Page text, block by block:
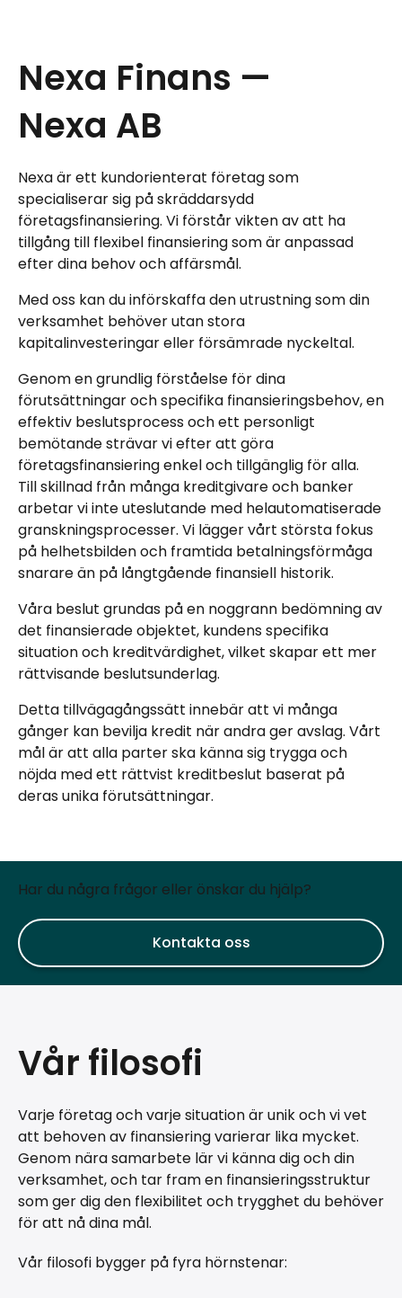
Nexa Finans —
Nexa AB
Nexa är ett kundorienterat företag som
specialiserar sig på skräddarsydd
företagsfinansiering. Vi förstår vikten av att ha
tillgång till flexibel finansiering som är anpassad
efter dina behov och affärsmål.
Med oss kan du införskaffa den utrustning som din
verksamhet behöver utan stora
kapitalinvesteringar eller försämrade nyckeltal.
Genom en grundlig förståelse för dina
förutsättningar och specifika finansieringsbehov, en
effektiv beslutsprocess och ett personligt
bemötande strävar vi efter att göra
företagsfinansiering enkel och tillgänglig för alla.
Till skillnad från många kreditgivare och banker
arbetar vi inte uteslutande med helautomatiserade
granskningsprocesser. Vi lägger vårt största fokus
på helhetsbilden och framtida betalningsförmåga
snarare än på långtgående finansiell historik.
Våra beslut grundas på en noggrann bedömning av
det finansierade objektet, kundens specifika
situation och kreditvärdighet, vilket skapar ett mer
rättvisande beslutsunderlag.
Detta tillvägagångssätt innebär att vi många
gånger kan bevilja kredit när andra ger avslag. Vårt
mål är att alla parter ska känna sig trygga och
nöjda med ett rättvist kreditbeslut baserat på
deras unika förutsättningar.
Har du några frågor eller önskar du hjälp?
Kontakta oss
Vår filosofi
Varje företag och varje situation är unik och vi vet
att behoven av finansiering varierar lika mycket.
Genom nära samarbete lär vi känna dig och din
verksamhet, och tar fram en finansieringsstruktur
som ger dig den flexibilitet och trygghet du behöver
för att nå dina mål.
Vår filosofi bygger på fyra hörnstenar: